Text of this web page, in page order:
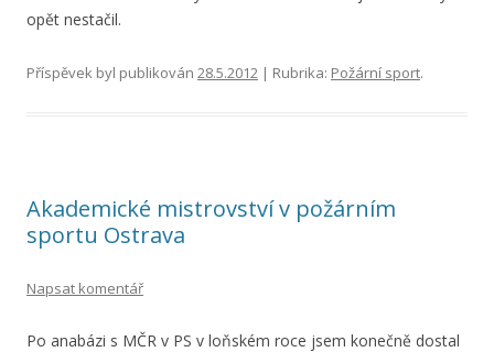
opět nestačil.
Příspěvek byl publikován 28.5.2012 | Rubrika: Požární sport.
Akademické mistrovství v požárním
sportu Ostrava
Napsat komentář
Po anabázi s MČR v PS v loňském roce jsem konečně dostal